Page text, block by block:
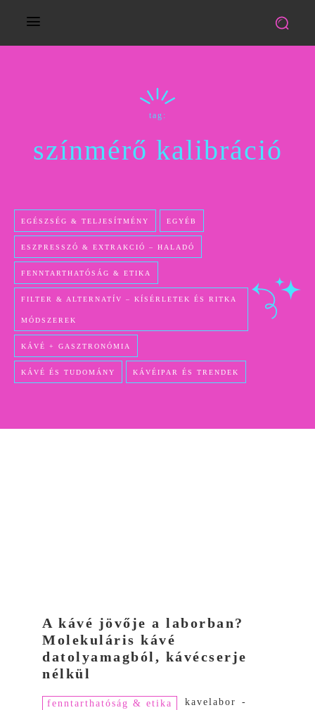
tag:
színmérő kalibráció
EGÉSZSÉG & TELJESÍTMÉNY EGYÉB
ESZPRESSZÓ & EXTRAKCIÓ – HALADÓ
FENNTARTHATÓSÁG & ETIKA
FILTER & ALTERNATÍV – KÍSÉRLETEK ÉS RITKA
MÓDSZEREK
KÁVÉ + GASZTRONÓMIA
KÁVÉ ÉS TUDOMÁNY KÁVÉIPAR ÉS TRENDEK
A kávé jövője a laborban?
Molekuláris kávé
datolyamagból, kávécserje
nélkül
fenntarthatóság & etika kavelabor
-